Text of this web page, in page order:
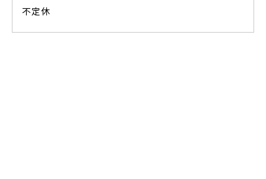
不定休